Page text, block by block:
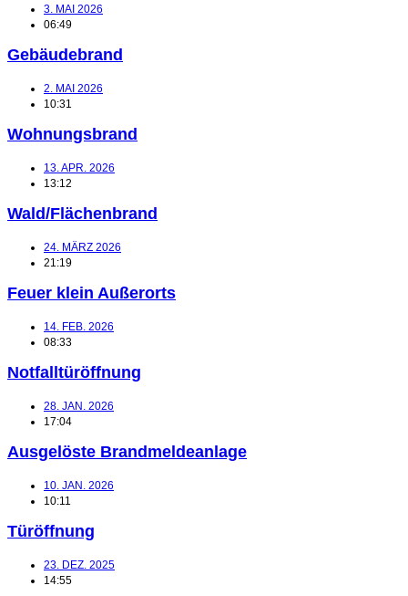
3. MAI 2026
06:49
Gebäudebrand
2. MAI 2026
10:31
Wohnungsbrand
13. APR. 2026
13:12
Wald/Flächenbrand
24. MÄRZ 2026
21:19
Feuer klein Außerorts
14. FEB. 2026
08:33
Notfalltüröffnung
28. JAN. 2026
17:04
Ausgelöste Brandmeldeanlage
10. JAN. 2026
10:11
Türöffnung
23. DEZ. 2025
14:55